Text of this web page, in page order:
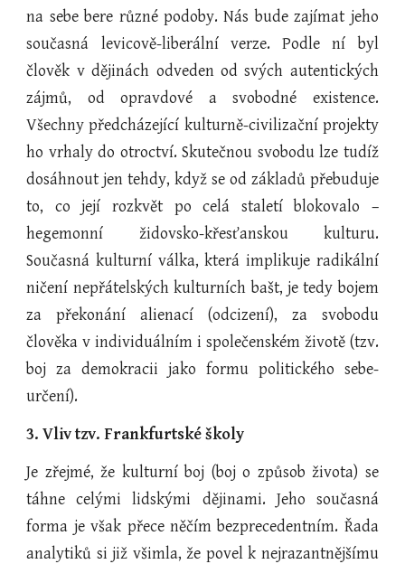
na sebe bere různé podoby. Nás bude zajímat jeho
současná levicově-liberální verze. Podle ní byl
člověk v dějinách odveden od svých autentických
zájmů, od opravdové a svobodné existence.
Všechny předcházející kulturně-civilizační projekty
ho vrhaly do otroctví. Skutečnou svobodu lze tudíž
dosáhnout jen tehdy, když se od základů přebuduje
to, co její rozkvět po celá staletí blokovalo –
hegemonní židovsko-křesťanskou kulturu.
Současná kulturní válka, která implikuje radikální
ničení nepřátelských kulturních bašt, je tedy bojem
za překonání alienací (odcizení), za svobodu
člověka v individuálním i společenském životě (tzv.
boj za demokracii jako formu politického sebe-
určení).
3. Vliv tzv. Frankfurtské školy
Je zřejmé, že kulturní boj (boj o způsob života) se
táhne celými lidskými dějinami. Jeho současná
forma je však přece něčím bezprecedentním. Řada
analytiků si již všimla, že povel k nejrazantnějšímu